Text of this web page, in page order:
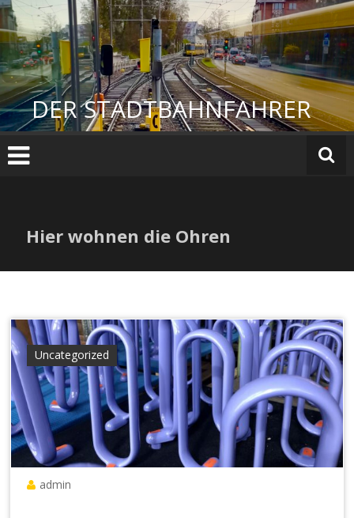
Zum
Inhalt
springen
DER STADTBAHNFAHRER
Hier wohnen die Ohren
Uncategorized
admin